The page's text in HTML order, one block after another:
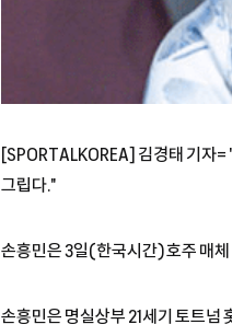
[SPORTALKOREA] 김경태 기자=
그립다."
손흥민은 3일(한국시간) 호주 매
손흥민은 명실상부 21세기 토트넘